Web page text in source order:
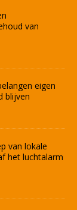
van
eigen
blijven
van lokale
het luchtalarm